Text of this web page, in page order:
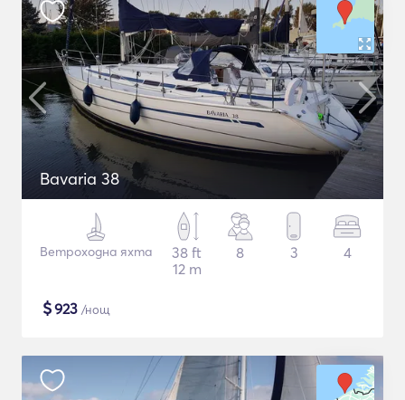
Bavaria 38
Ветроходна яхта
38 ft
12 m
8 3 4
$923 /нощ